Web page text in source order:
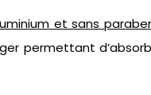
et sans
permettant